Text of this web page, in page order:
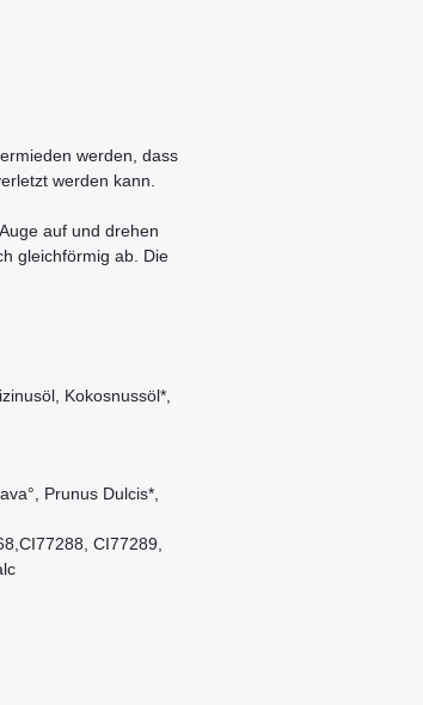
werden, dass
werden kann.
auf und drehen
gleichförmig ab. Die
Kokosnussöl*,
Prunus Dulcis*,
CI77289,